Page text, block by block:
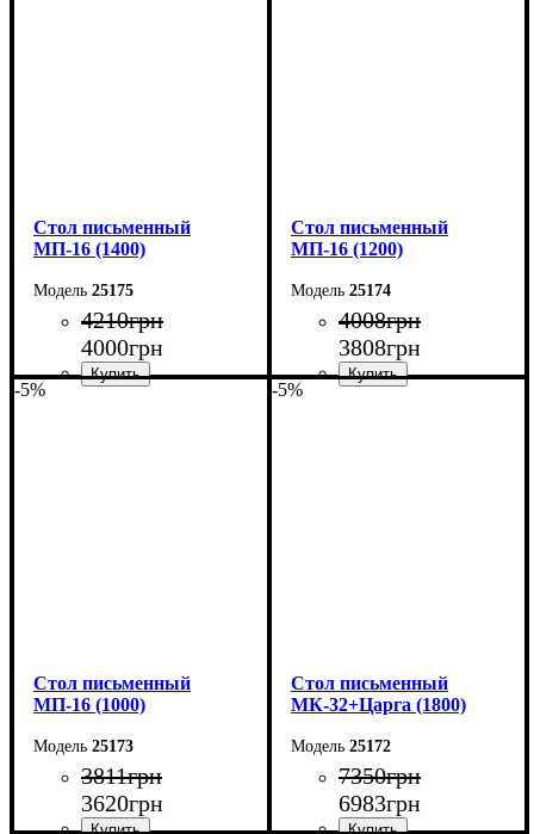
Cтол письменный
МП-16 (1400)
25175
4210грн
4000грн
Cтол письменный
МП-16 (1200)
25174
4008грн
3808грн
-5%
Cтол письменный
МП-16 (1000)
25173
3811грн
3620грн
-5%
Cтол письменный
МК-32+Царга (1800)
25172
7350грн
6983грн